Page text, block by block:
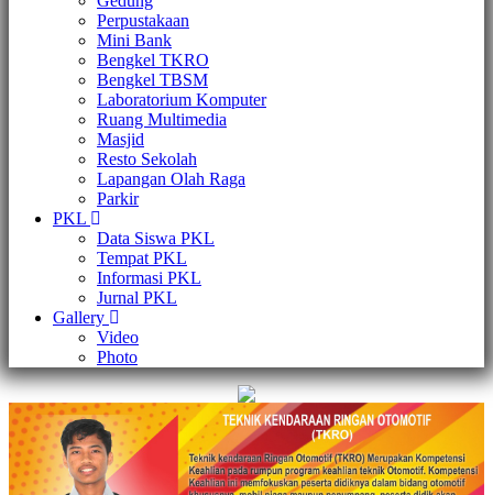
Perpustakaan
Mini Bank
Bengkel TKRO
Bengkel TBSM
Laboratorium Komputer
Ruang Multimedia
Masjid
Resto Sekolah
Lapangan Olah Raga
Parkir
PKL
Data Siswa PKL
Tempat PKL
Informasi PKL
Jurnal PKL
Gallery
Video
Photo
×